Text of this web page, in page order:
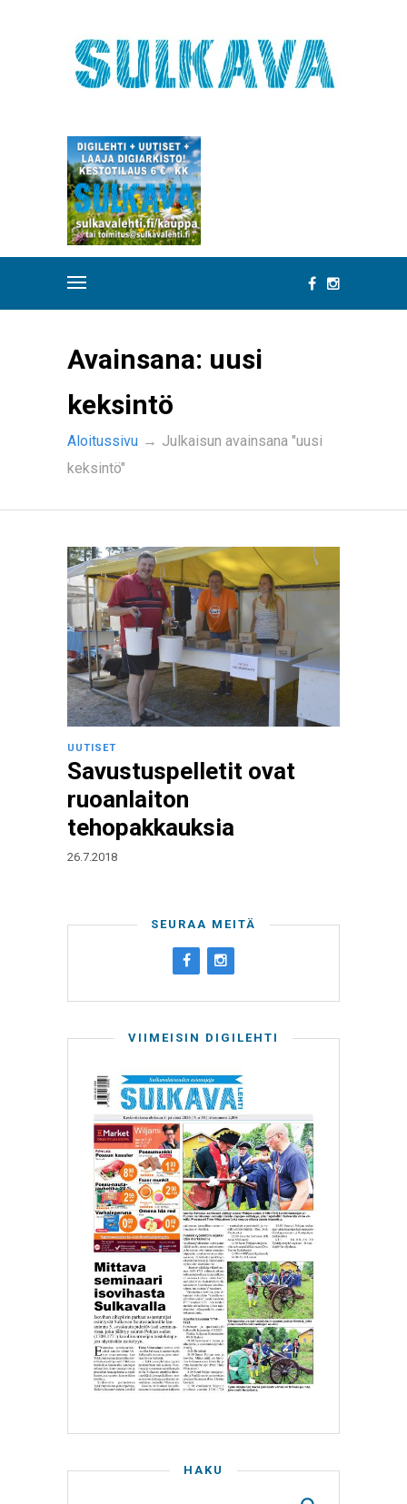
Avainsana: uusi
keksintö
Aloitussivu → Julkaisun avainsana "uusi
keksintö"
UUTISET
Savustuspelletit ovat
ruoanlaiton
tehopakkauksia
26.7.2018
SEURAA MEITÄ
VIIMEISIN DIGILEHTI
HAKU